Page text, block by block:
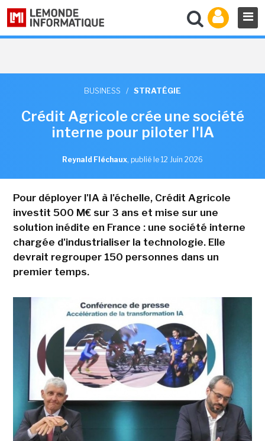
BUSINESS / STRATÉGIE
Crédit Agricole crée une société
interne pour piloter l'IA
Reynald Fléchaux, publié le 12 Juin 2026
Pour déployer l'IA à l'échelle, Crédit Agricole
investit 500 M€ sur 3 ans et mise sur une
solution inédite en France : une société interne
chargée d'industrialiser la technologie. Elle
devrait regrouper 150 personnes dans un
premier temps.